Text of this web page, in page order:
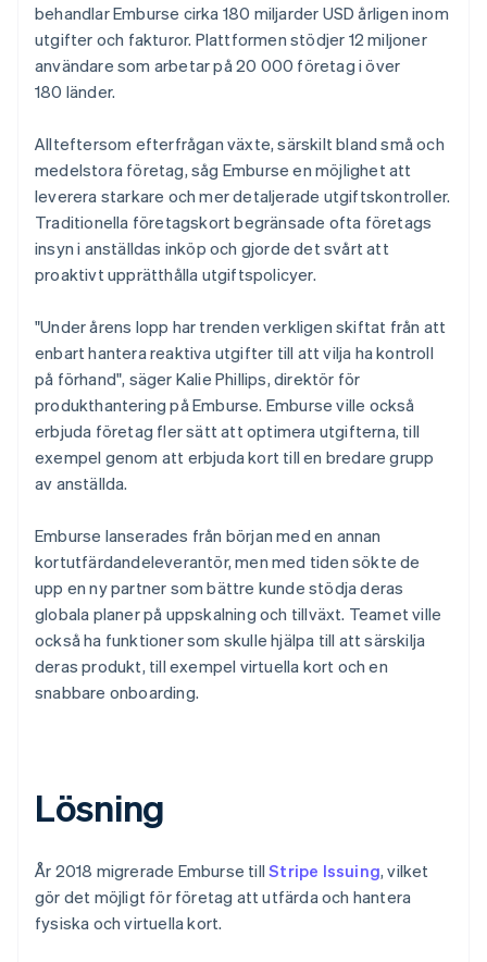
behandlar Emburse cirka 180 miljarder USD årligen inom
utgifter och fakturor. Plattformen stödjer 12 miljoner
användare som arbetar på 20 000 företag i över
180 länder.
Allteftersom efterfrågan växte, särskilt bland små och
medelstora företag, såg Emburse en möjlighet att
leverera starkare och mer detaljerade utgiftskontroller.
Traditionella företagskort begränsade ofta företags
insyn i anställdas inköp och gjorde det svårt att
proaktivt upprätthålla utgiftspolicyer.
"Under årens lopp har trenden verkligen skiftat från att
enbart hantera reaktiva utgifter till att vilja ha kontroll
på förhand", säger Kalie Phillips, direktör för
produkthantering på Emburse. Emburse ville också
erbjuda företag fler sätt att optimera utgifterna, till
exempel genom att erbjuda kort till en bredare grupp
av anställda.
Emburse lanserades från början med en annan
kortutfärdandeleverantör, men med tiden sökte de
upp en ny partner som bättre kunde stödja deras
globala planer på uppskalning och tillväxt. Teamet ville
också ha funktioner som skulle hjälpa till att särskilja
deras produkt, till exempel virtuella kort och en
snabbare onboarding.
Lösning
År 2018 migrerade Emburse tillStripe Issuing, vilket
gör det möjligt för företag att utfärda och hantera
fysiska och virtuella kort.